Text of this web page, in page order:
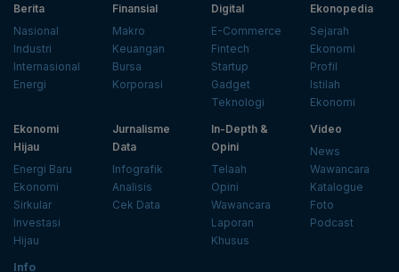
Berita
Nasional
Industri
Internasional
Energi
Finansial
Makro
Keuangan
Bursa
Korporasi
Digital
E-Commerce
Fintech
Startup
Gadget
Teknologi
Ekonopedia
Sejarah
Ekonomi
Profil
Istilah
Ekonomi
Ekonomi
Hijau
Energi Baru
Ekonomi
Sirkular
Investasi
Hijau
Jurnalisme
Data
Infografik
Analisis
Cek Data
In-Depth &
Opini
Telaah
Opini
Wawancara
Laporan
Khusus
Video
News
Wawancara
Katalogue
Foto
Podcast
Info